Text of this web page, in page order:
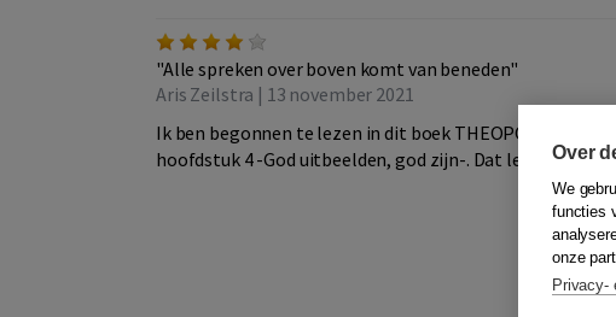
"Alle spreken over boven komt van beneden"
Aris Zeilstra | 13 november 2021
Ik ben begonnen te lezen in dit boek THEOPOËZIE van
hoofdstuk 4 -God uitbeelden, god zijn-. Dat lezen is geen
Over
We
functies
onze
Privacy-